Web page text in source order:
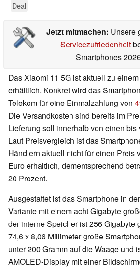
Deal
Jetzt mitmachen: Unsere
Servicezufriedenheit
Smartphones
Das Xiaomi 11 5G ist aktuell zu
erhältlich. Konkret wird das
Telekom für eine Einmalzahlung von
Die Versandkosten sind bereits im
Lieferung soll innerhalb von einen bis
Laut Preisvergleich ist das
Händlern aktuell nicht für einen Preis
Euro erhältlich, dementsprechend
20 Prozent.
Ausgestattet ist das Smartphone in
Variante mit einem acht Gigabyte
der interne Speicher ist 256 Gigabyte
74,6 x 8,06 Millimeter große
unter 200 Gramm auf die Waage und
AMOLED-Display mit einer